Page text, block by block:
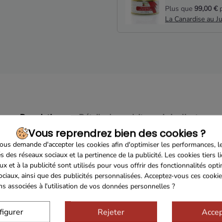
Plus que 99,00 €
La Canardise au
Description Détails du produit Avis clients
Blanc 2022 75cl
ce vin blanc duChâteau Malartic Lagravièrefait partie des
Grands Crus Classés de Graves, aussi bien en rouge qu'en
essentiellement de graves sèches et argilleuse sur un
7 hectares sur les 53 sont cultivés avec des
à la main pour trier et conserver un état
Vous reprendrez bien des cookies ?
demande d'accepter les cookies afin d'optimiser les performances,
des réseaux sociaux et la pertinence de la publicité. Les cookies tiers
et à la publicité sont utilisés pour vous offrir des fonctionnalités
ainsi que des publicités personnalisées. Acceptez-vous ces
associées à l'utilisation de vos données personnelles ?
Rejeter